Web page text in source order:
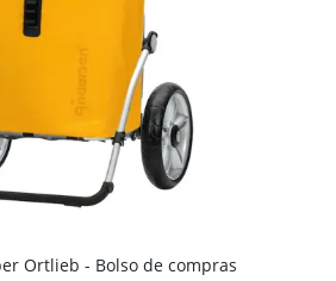
Ortlieb - Bolso de compras